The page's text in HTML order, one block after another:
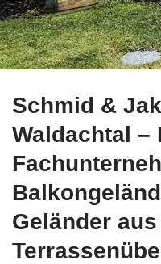
☀️Schmid-Jakobs.de für
Schmid &
Waldachtal –
Geländer